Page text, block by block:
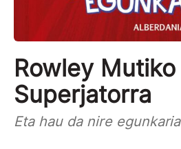
Rowley Mutiko
Superjatorra
Eta hau da nire egunkaria